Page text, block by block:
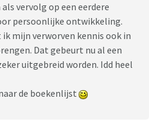
vervolg op een eerdere
persoonlijke ontwikkeling.
mijn verworven kennis ook in
Dat gebeurt nu al een
uitgebreid worden. Idd heel
de boekenlijst